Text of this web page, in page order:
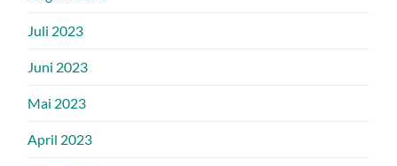
Juli 2023
Juni 2023
Mai 2023
April 2023